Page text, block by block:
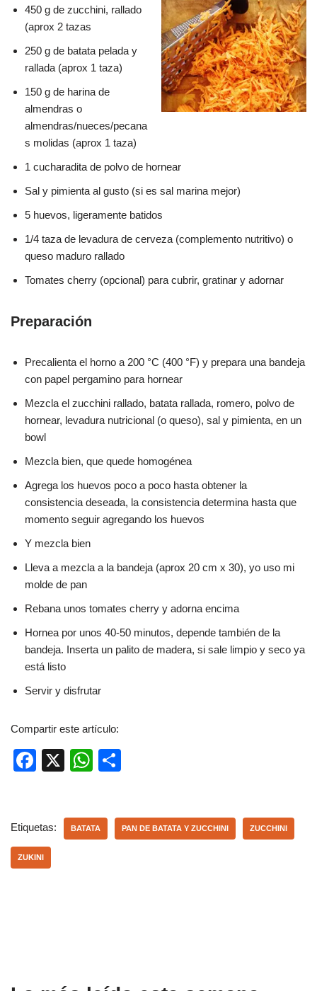
450 g de zucchini, rallado
(aprox 2 tazas
250 g de batata pelada y
rallada (aprox 1 taza)
150 g de harina de
almendras o
almendras/nueces/pecana
s molidas (aprox 1 taza)
1 cucharadita de polvo de hornear
Sal y pimienta al gusto (si es sal marina mejor)
5 huevos, ligeramente batidos
1/4 taza de levadura de cerveza (complemento nutritivo) o
queso maduro rallado
Tomates cherry (opcional) para cubrir, gratinar y adornar
Preparación
Precalienta el horno a 200 °C (400 °F) y prepara una bandeja
con papel pergamino para hornear
Mezcla el zucchini rallado, batata rallada, romero, polvo de
hornear, levadura nutricional (o queso), sal y pimienta, en un
bowl
Mezcla bien, que quede homogénea
Agrega los huevos poco a poco hasta obtener la
consistencia deseada, la consistencia determina hasta que
momento seguir agregando los huevos
Y mezcla bien
Lleva a mezcla a la bandeja (aprox 20 cm x 30), yo uso mi
molde de pan
Rebana unos tomates cherry y adorna encima
Hornea por unos 40-50 minutos, depende también de la
bandeja. Inserta un palito de madera, si sale limpio y seco ya
está listo
Servir y disfrutar
Compartir este artículo:
F
e
b
o
X
W
s
p
Etiquetas: BATATA PAN DE BATATA Y ZUCCHINI ZUCCHINI
ZUKINI